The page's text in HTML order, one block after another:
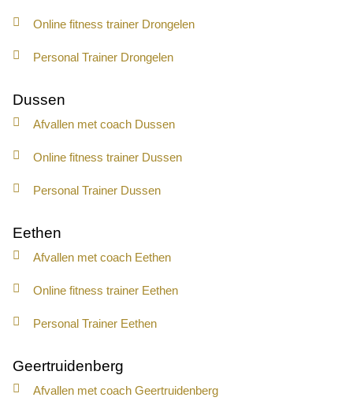
Online fitness trainer Drongelen
Personal Trainer Drongelen
Dussen
Afvallen met coach Dussen
Online fitness trainer Dussen
Personal Trainer Dussen
Eethen
Afvallen met coach Eethen
Online fitness trainer Eethen
Personal Trainer Eethen
Geertruidenberg
Afvallen met coach Geertruidenberg